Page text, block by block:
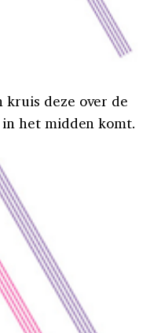
deze over de
het midden komt.